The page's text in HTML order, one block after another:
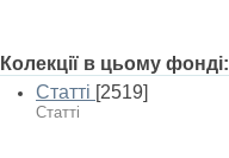
Колекції в цьому фонді:
Статті [2519]
Статті